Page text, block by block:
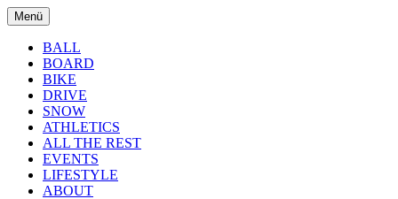
Menü
BALL
BOARD
BIKE
DRIVE
SNOW
ATHLETICS
ALL THE REST
EVENTS
LIFESTYLE
ABOUT